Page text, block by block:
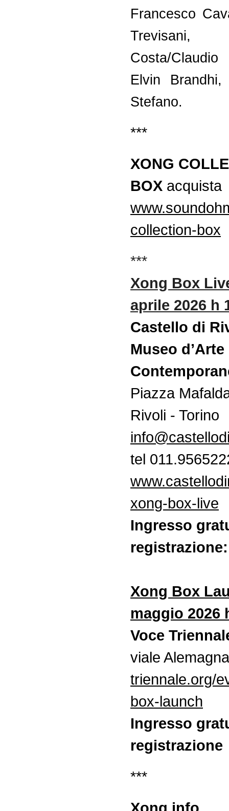
Francesco
Costa/
Elvin
Stefano.
***
XONG
BOX acquista
collection-box
***
Xong Box
aprile 2026 h
Castello di
Museo d’Arte
Piazza
Rivoli - Torino
tel
xong-box-live
Ingresso
Xong Box
maggio 2026
Voce
viale
triennale.org/
box-launch
Ingresso
registrazione
***